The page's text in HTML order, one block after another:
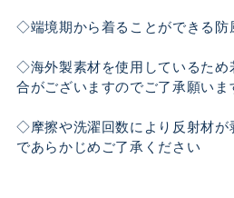
◇端境期から着ることができる防
◇海外製素材を使用しているため
合がございますのでご了承願いま
◇摩擦や洗濯回数により反射材が
であらかじめご了承ください